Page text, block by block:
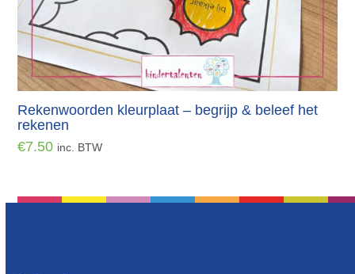
Rekenwoorden kleurplaat – begrijp & beleef het
rekenen
€7.50 inc. BTW